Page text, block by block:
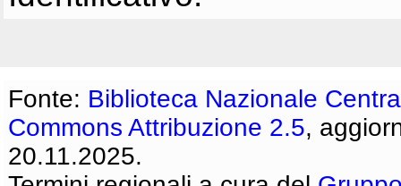
Fonte: Biblioteca Nazionale
Commons Attribuzione 2.5,
20.11.2025.